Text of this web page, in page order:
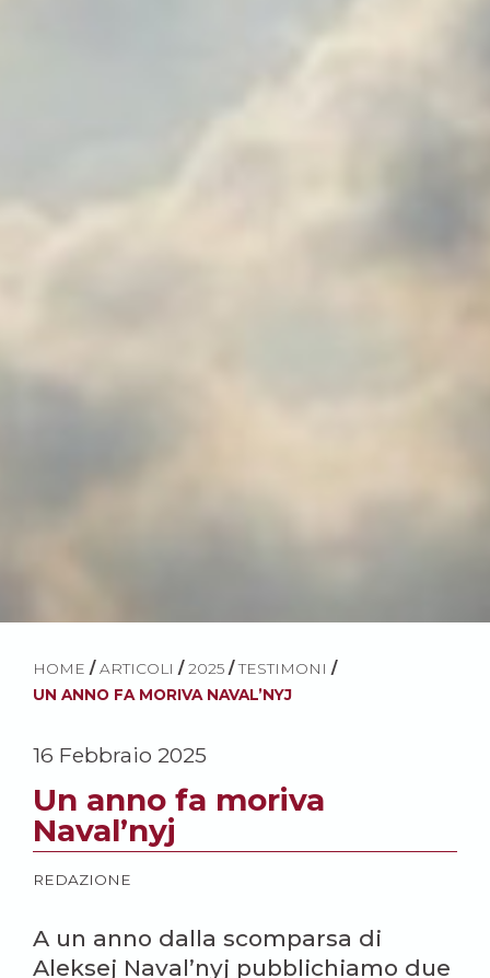
HOME / ARTICOLI / 2025 / TESTIMONI /
UN ANNO FA MORIVA NAVAL’NYJ
16 Febbraio 2025
Un anno fa moriva
Naval’nyj
REDAZIONE
A un anno dalla scomparsa di
Aleksej Naval’nyj pubblichiamo due